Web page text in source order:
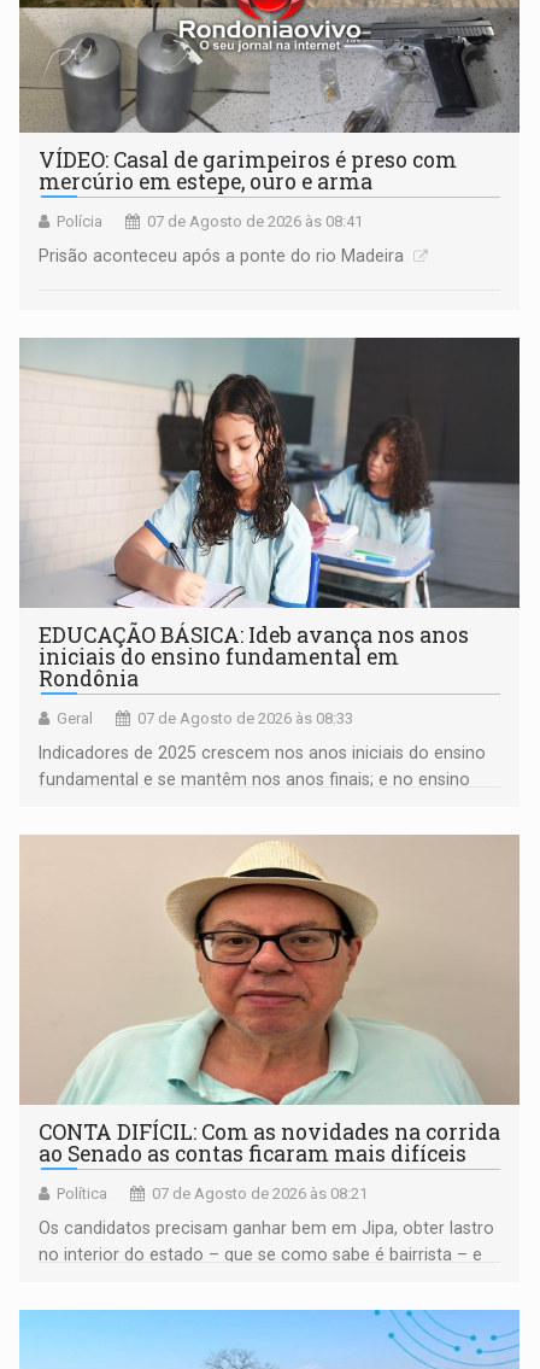
VÍDEO: Casal de garimpeiros é preso com
mercúrio em estepe, ouro e arma
Polícia 07 de Agosto de 2026 às 08:41
Prisão aconteceu após a ponte do rio Madeira
EDUCAÇÃO BÁSICA: Ideb avança nos anos
iniciais do ensino fundamental em
Rondônia
Geral 07 de Agosto de 2026 às 08:33
Indicadores de 2025 crescem nos anos iniciais do ensino
fundamental e se mantêm nos anos finais; e no ensino
CONTA DIFÍCIL: Com as novidades na corrida
ao Senado as contas ficaram mais difíceis
Política 07 de Agosto de 2026 às 08:21
Os candidatos precisam ganhar bem em Jipa, obter lastro
no interior do estado – que se como sabe é bairrista – e
garantir